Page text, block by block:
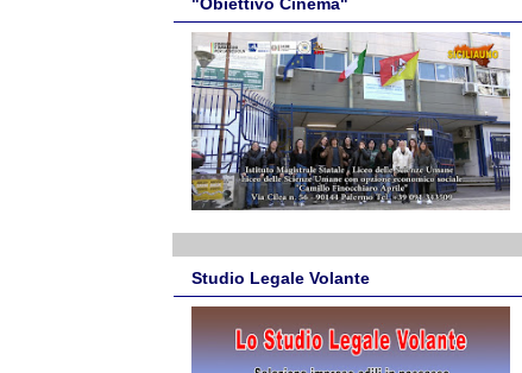
"Obiettivo Cinema"
Studio Legale Volante